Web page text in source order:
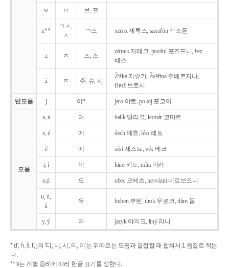
w ㅂ 브, 프
x**
ㄱㅅ,
ㅈ
ㄱ스 xerox 제록스, saxofón 삭소폰
z ㅈ 즈, 스
zámek 자메크, pozdní 포즈드니, bez
베스
ž ㅈ 주, 슈, 시
Žižka 지슈카, Žvěřina 주베르지나,
Brož 브로시
반모음 j 이* jaro 야로, pokoj 포코이
모음
a, á 아 balík 발리크, komár 코마르
e, é 에 dech 데흐, léto 레토
ě 예 sěst 셰스트, věk 베크
i, í 이 kino 키노, míra 미라
o,ó 오 obec 오베츠, nervózni 네르보즈니
u, ú,
ů
우 buben 부벤, úrok 우로크, dům 둠
y, ý 이 jazyk야지크, líný 리니
* d', ň, š, t', j의 '디, 니, 시, 티, 이'는 뒤따르는 모음과 결합할 때 합쳐서 1 음절로 적는
다.
** x는 개별 용례에 따라 한글 표기를 정한다.